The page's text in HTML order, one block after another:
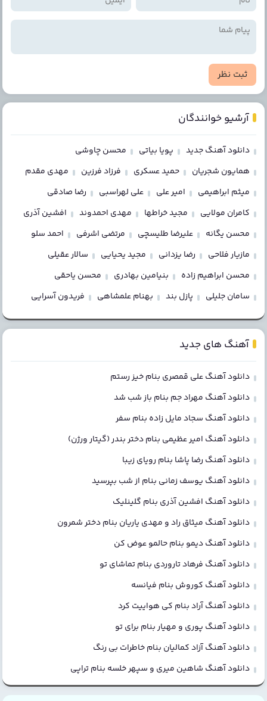
ثبت نظر
آرشیو خوانندگان
دانلود آهنگ جدید پویا بیاتی
محسن چاوشی
همایون شجریان
حمید عسکری فرزاد فرزین
مهدی مقدم
میثم ابراهیمی
امیر علی علی لهراسبی
رضا صادقی
کامران مولایی
مجید خراطها مهدی احمدوند
افشین آذری
محسن یگانه
علیرضا طلیسچی مرتضی اشرفی
احمد سلو
مازیار فلاحی
رضا یزدانی مجید یحیایی
سالار عقیلی
محسن ابراهیم زاده
بنیامین بهادری
محسن یاحقی
سامان جلیلی
پازل بند بهنام علمشاهی فریدون آسرایی
آهنگ های جدید
دانلود آهنگ علی قمصری بنام خیز رستم
دانلود آهنگ مهراد جم بنام باز شب شد
دانلود آهنگ سجاد مایل زاده بنام سفر
دانلود آهنگ امیر عظیمی بنام دختر بندر (گیتار ورژن)
دانلود آهنگ رضا پاشا بنام رویای زیبا
دانلود آهنگ یوسف زمانی بنام از شب بپرسید
دانلود آهنگ افشین آذری بنام گلینلیک
دانلود آهنگ میثاق راد و مهدی یاریان بنام دختر شمرون
دانلود آهنگ دیمو بنام حالمو عوض کن
دانلود آهنگ فرهاد تاروردی بنام تماشای تو
دانلود آهنگ کوروش بنام فیانسه
دانلود آهنگ آراد بنام کی هواییت کرد
دانلود آهنگ پوری و مهیار بنام برای تو
دانلود آهنگ آزاد کمالیان بنام خاطرات بی رنگ
دانلود آهنگ شاهین میری و سپهر خلسه بنام تراپی